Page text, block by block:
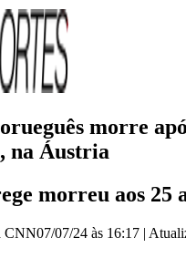
morre
na Áustria
morreu aos 25
CNN07/07/24 às 16:17 |